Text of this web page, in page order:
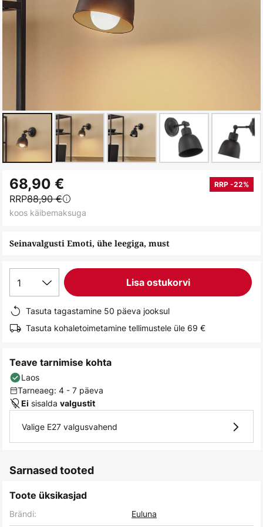
to
the
beginning
the
Seinavalgusti Emoti, ühe leegiga, must
68,90 € RRP -22%
RRP88,90 €
koos käibemaksuga
1 Lisa ostukorvi
Tasuta tagastamine 50 päeva jooksul
Tasuta kohaletoimetamine tellimustele üle 69 €
Teave tarnimise kohta
Laos
Tarneaeg: 4 - 7 päeva
Ei sisalda valgustit
Valige E27 valgusvahend
Sarnased tooted
Toote üksikasjad
Brändi:
Euluna